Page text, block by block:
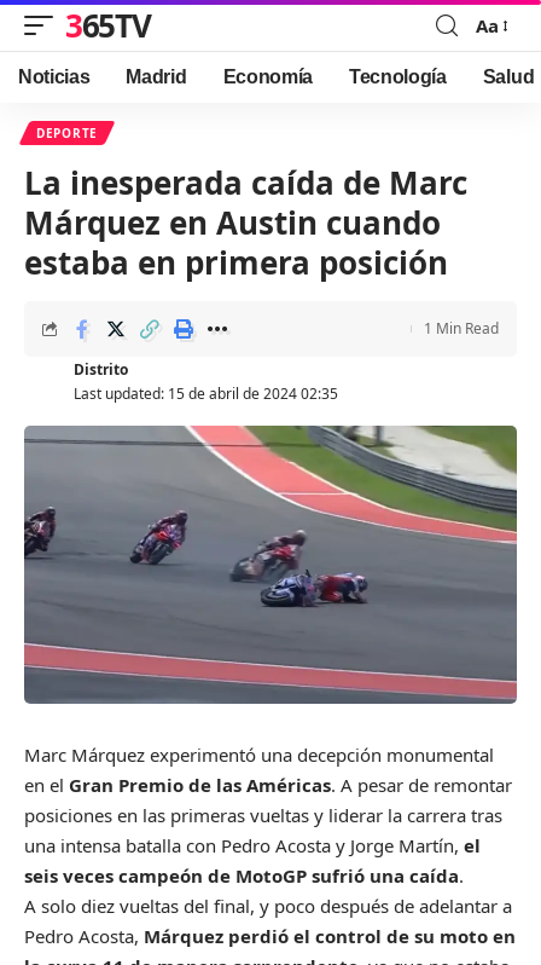
365TV
Font
Resizer
Aa
Noticias Madrid Economía Tecnología Salud
DEPORTE
La inesperada caída de Marc
Márquez en Austin cuando
estaba en primera posición
Last updated: 15 de abril de 2024 02:35
Distrito
1 Min Read
Marc Márquez experimentó una decepción monumental
en el Gran Premio de las Américas. A pesar de remontar
posiciones en las primeras vueltas y liderar la carrera tras
una intensa batalla con Pedro Acosta y Jorge Martín, el
seis veces campeón de MotoGP sufrió una caída.
A solo diez vueltas del final, y poco después de adelantar a
Pedro Acosta, Márquez perdió el control de su moto en